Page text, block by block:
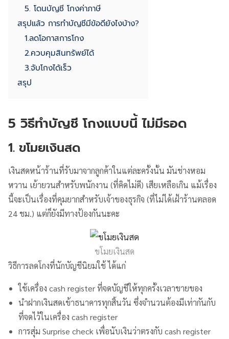
5. โดนบัญชี โกงค่าภาษี
สรุปแล้ว การทำบัญชีมีข้อดียังไงบ้าง?
1.ลดโอกาสการโกง
2.ควบคุมสินทรัพย์ได้
3.จับโกงได้เร็ว
สรุป
5 วิธีทำบัญชี โกงแบบนี้ ไม่มีรอด
1. ขโมยเงินสด
เงินสดหน้าร้านที่รับมาจากลูกค้าในแต่ละครั้งนั้น มันช่างหอม
หวาน เย้ายวนสำหรับพนักงาน (ที่คิดไม่ดี) เสียเหลือเกิน แม้เรื่อง
นี้จะเป็นเรื่องที่คุมยากสำหรับเจ้าของธุรกิจ (ที่ไม่ได้เฝ้าร้านตลอด
24 ชม.) แต่ก็ยังมีทางป้องกันนะคะ
ขโมยเงินสด
วิธีการลดโกงที่นักบัญชีนิยมใช้ ได้แก่
ใช้เครื่อง cash register ที่จดบัญชีให้ทุกครั้งเวลาขายของ
นำฝากเงินสดเข้าธนาคารทุกสิ้นวัน ซึ่งจำนวนต้องมีเท่ากันกับ
ที่จดไว้ในเครื่อง cash register
การสุ่ม Surprise check เพื่อนับเงินว่าตรงกับ cash register